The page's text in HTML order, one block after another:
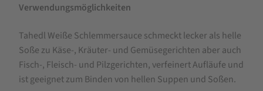
g
Verwendungsmöglichkeiten
Tahedl Weiße Schlemmersauce schmeckt lecker als helle
Soße zu Käse-, Kräuter- und Gemüsegerichten aber auch
Fisch-, Fleisch- und Pilzgerichten, verfeinert Aufläufe und
ist geeignet zum Binden von hellen Suppen und Soßen.